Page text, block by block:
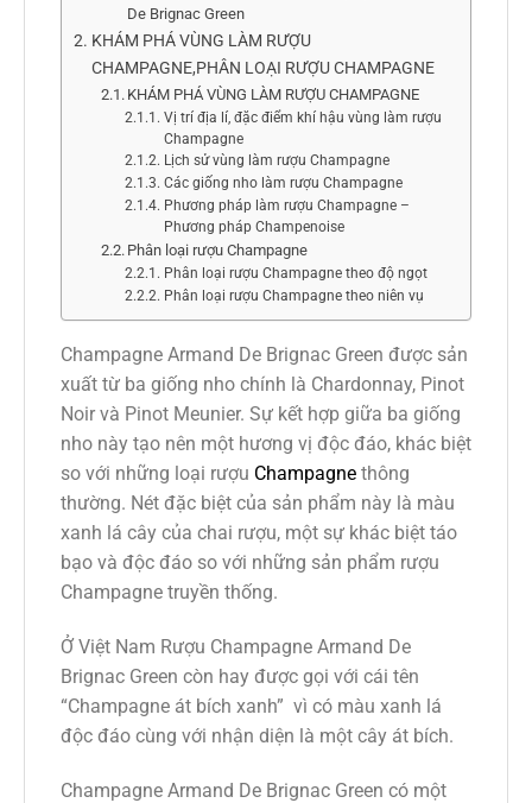
De Brignac Green
KHÁM PHÁ VÙNG LÀM RƯỢU
CHAMPAGNE,PHÂN LOẠI RƯỢU CHAMPAGNE
KHÁM PHÁ VÙNG LÀM RƯỢU CHAMPAGNE
Vị trí địa lí, đặc điểm khí hậu vùng làm rượu
Champagne
Lịch sử vùng làm rượu Champagne
Các giống nho làm rượu Champagne
Phương pháp làm rượu Champagne –
Phương pháp Champenoise
Phân loại rượu Champagne
Phân loại rượu Champagne theo độ ngọt
Phân loại rượu Champagne theo niên vụ
Champagne Armand De Brignac Green được sản
xuất từ ba giống nho chính là Chardonnay, Pinot
Noir và Pinot Meunier. Sự kết hợp giữa ba giống
nho này tạo nên một hương vị độc đáo, khác biệt
so với những loại rượu Champagne thông
thường. Nét đặc biệt của sản phẩm này là màu
xanh lá cây của chai rượu, một sự khác biệt táo
bạo và độc đáo so với những sản phẩm rượu
Champagne truyền thống.
Ở Việt Nam Rượu Champagne Armand De
Brignac Green còn hay được gọi với cái tên
“Champagne át bích xanh” vì có màu xanh lá
độc đáo cùng với nhận diện là một cây át bích.
Champagne Armand De Brignac Green có một